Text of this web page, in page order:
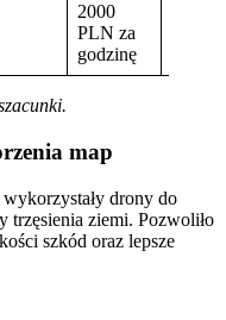
2000
PLN za
godzinę
map
drony do
trzęsienia ziemi. Pozwoliło
szkód oraz lepsze